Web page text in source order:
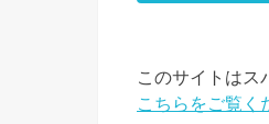
このサイトはス
こちらをご覧く